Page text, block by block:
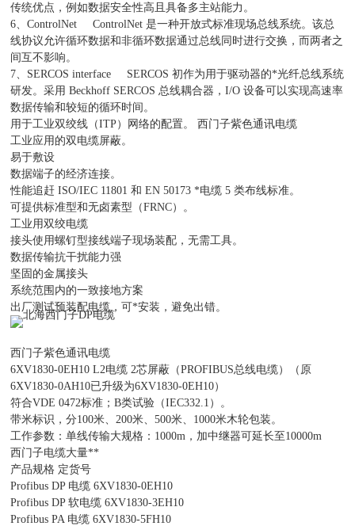
传统优点，例如数据安全性高且具备多主站能力。
6、ControlNet ControlNet 是一种开放式标准现场总线系统。该总
线协议允许循环数据和非循环数据通过总线同时进行交换，而两者之
间互不影响。
7、SERCOS interface SERCOS 初作为用于驱动器的*光纤总线系统
研发。采用 Beckhoff SERCOS 总线耦合器，I/O 设备可以实现高速率
数据传输和较短的循环时间。
用于工业双绞线（ITP）网络的配置。 西门子紫色通讯电缆
工业应用的双电缆屏蔽。
易于敷设
数据端子的经济连接。
性能追赶 ISO/IEC 11801 和 EN 50173 *电缆 5 类布线标准。
可提供标准型和无卤素型（FRNC）。
工业用双绞电缆
接头使用螺钉型接线端子现场装配，无需工具。
数据传输抗干扰能力强
坚固的金属接头
系统范围内的一致接地方案
出厂测试预装配电缆，可*安装，避免出错。
西门子紫色通讯电缆
6XV1830-0EH10 L2电缆 2芯屏蔽（PROFIBUS总线电缆）（原
6XV1830-0AH10已升级为6XV1830-0EH10）
符合VDE 0472标准；B类试验（IEC332.1）。
带米标识，分100米、200米、500米、1000米木轮包装。
工作参数：单线传输大规格：1000m，加中继器可延长至10000m
西门子电缆大量**
产品规格 定货号
Profibus DP 电缆 6XV1830-0EH10
Profibus DP 软电缆 6XV1830-3EH10
Profibus PA 电缆 6XV1830-5FH10